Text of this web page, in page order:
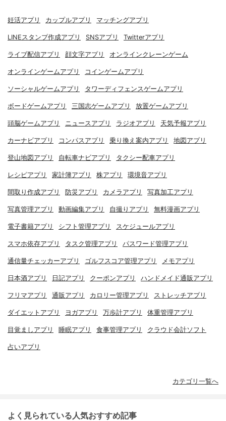
妊活アプリ カップルアプリ マッチングアプリ
LINEスタンプ作成アプリ SNSアプリ Twitterアプリ
ライブ配信アプリ 顔文字アプリ オンラインクレーンゲーム
オンラインゲームアプリ コインゲームアプリ
ソーシャルゲームアプリ タワーディフェンスゲームアプリ
ボードゲームアプリ 三国志ゲームアプリ 放置ゲームアプリ
頭脳ゲームアプリ ニュースアプリ ラジオアプリ 天気予報アプリ
カーナビアプリ コンパスアプリ 乗り換え案内アプリ 地図アプリ
登山地図アプリ 自転車ナビアプリ タクシー配車アプリ
レシピアプリ 家計簿アプリ 株アプリ 環境音アプリ
間取り作成アプリ 防災アプリ カメラアプリ 写真加工アプリ
写真管理アプリ 動画編集アプリ 自撮りアプリ 無料漫画アプリ
電子書籍アプリ シフト管理アプリ スケジュールアプリ
スマホ依存アプリ タスク管理アプリ パスワード管理アプリ
通信量チェッカーアプリ ゴルフスコア管理アプリ メモアプリ
日本酒アプリ 日記アプリ クーポンアプリ ハンドメイド通販アプリ
フリマアプリ 通販アプリ カロリー管理アプリ ストレッチアプリ
ダイエットアプリ ヨガアプリ 万歩計アプリ 体重管理アプリ
目覚ましアプリ 睡眠アプリ 食事管理アプリ クラウド会計ソフト
占いアプリ
カテゴリ一覧へ
よく見られている人気おすすめ記事